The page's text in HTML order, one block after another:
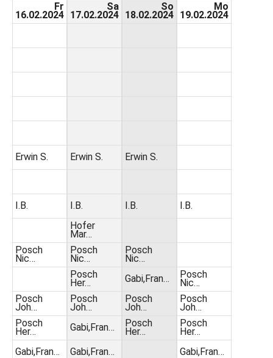
Fr
16.02.2024
Erwin S.
I.B.
Posch
Nic…
Posch
Joh…
Posch
Her…
Gabi,Fran…
Sa
17.02.2024
Erwin S.
I.B.
Hofer
Mar…
Posch
Nic…
Posch
Her…
Posch
Joh…
Gabi,Fran…
Gabi,Fran…
So
18.02.2024
Erwin S.
I.B.
Posch
Nic…
Gabi,Fran…
Posch
Joh…
Posch
Her…
Mo
19.02.2024
I.B.
Posch
Nic…
Posch
Joh…
Posch
Her…
Gabi,Fran…